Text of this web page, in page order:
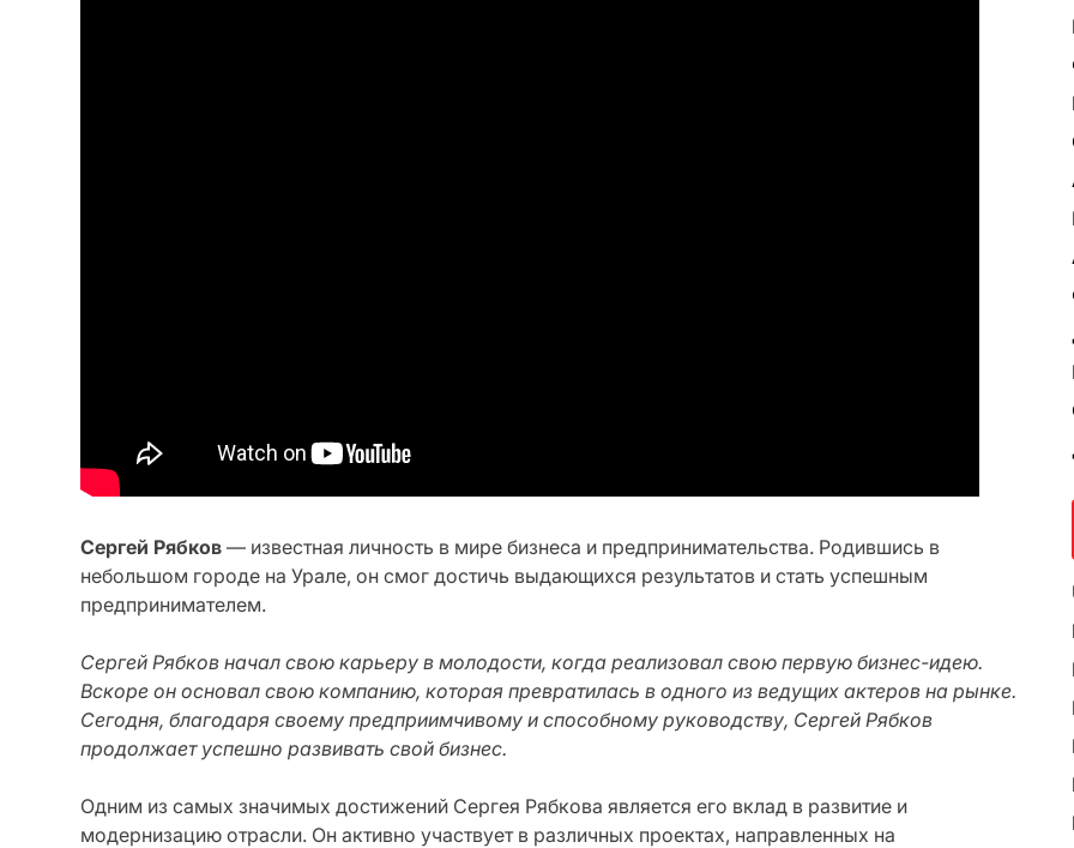
Сергей Рябков — известная личность в мире бизнеса и предпринимательства. Родившись в
небольшом городе на Урале, он смог достичь выдающихся результатов и стать успешным
предпринимателем.
Сергей Рябков начал свою карьеру в молодости, когда реализовал свою первую бизнес-идею.
Вскоре он основал свою компанию, которая превратилась в одного из ведущих актеров на рынке.
Сегодня, благодаря своему предприимчивому и способному руководству, Сергей Рябков
продолжает успешно развивать свой бизнес.
Одним из самых значимых достижений Сергея Рябкова является его вклад в развитие и
модернизацию отрасли. Он активно участвует в различных проектах, направленных на